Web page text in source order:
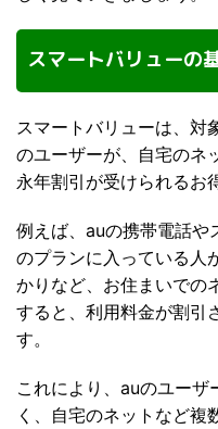
スマートバリューの
スマートバリューは、対
のユーザーが、自宅のネ
永年割引が受けられるお
例えば、auの携帯電話や
のプランに入っている人
かりなど、お住まいでの
すると、利用料金が割引
す。
これにより、auのユー
く、自宅のネットなど複